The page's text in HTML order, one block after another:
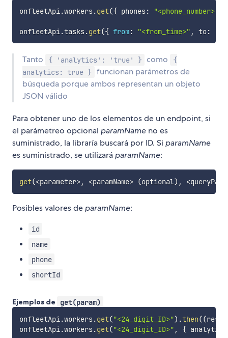
onfleetApi .workers.get({ phones: "<phone_number>"
onfleetApi .tasks.get({ from: "<from_time>" , to:
Tanto { 'analytics': 'true' } como
{
analytics: true }
funcionan parámetros de
búsqueda porque ambos representan un objeto
JSON válido
Para obtener uno de los elementos de un endpoint, si
el parámetreo opcional paramName no es
suministrado, la libraría buscará por ID. Si paramName
es suministrado, se utilizaráparamName:
get(<parameter>, <paramName> (optional) , <
Posibles valores deparamName:
id
name
phone
shortId
Ejemplos de
get(param)
onfleetApi.workers.get("<24_digit_ID>") .then((
onfleetApi.workers.get("<24_digit_ID>" , { analytics